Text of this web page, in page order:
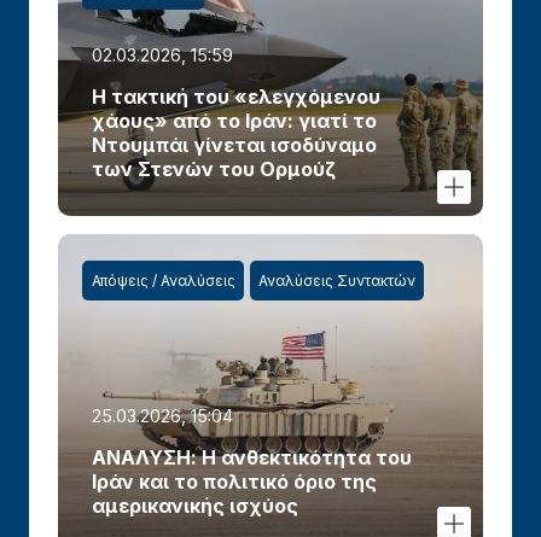
02.03.2026, 15:59
Η τακτική του «ελεγχόμενου
χάους» από το Ιράν: γιατί το
Ντουμπάι γίνεται ισοδύναμο
των Στενών του Ορμούζ
Απόψεις / Αναλύσεις Αναλύσεις Συντακτών
25.03.2026, 15:04
ΑΝΑΛΥΣΗ: Η ανθεκτικότητα του
Ιράν και το πολιτικό όριο της
αμερικανικής ισχύος